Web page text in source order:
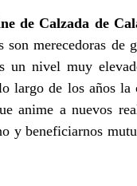
de Calzada de
son merecedoras de
un nivel muy
largo de los años la
anime a nuevos
y beneficiarnos